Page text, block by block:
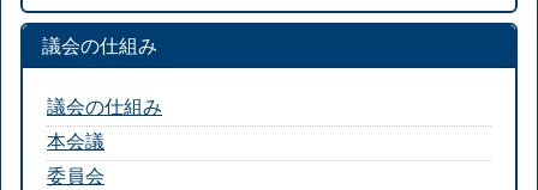
議会の仕組み
議会の仕組み
本会議
委員会